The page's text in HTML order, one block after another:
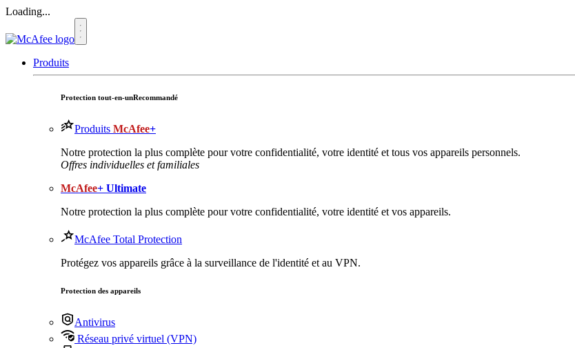
Loading...
Produits
Protection tout-en-unRecommandé
Produits McAfee+
Notre protection la plus complète pour votre confidentialité, votre identité et tous vos appareils personnels.​
Offres individuelles et familiales
McAfee+ Ultimate
Notre protection la plus complète pour votre confidentialité, votre identité et vos appareils.
McAfee Total Protection
Protégez vos appareils grâce à la surveillance de l'identité et au VPN.
Protection des appareils
Antivirus
Réseau privé virtuel (VPN)